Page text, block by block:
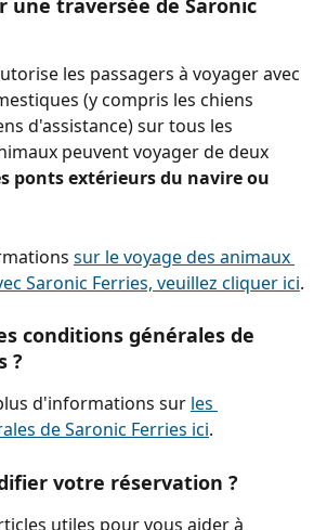
une traversée de Saronic
les passagers à voyager avec
(y compris les chiens
d'assistance) sur tous les
peuvent voyager de deux
ponts extérieurs du navire ou
sur le voyage des animaux
Saronic Ferries, veuillez cliquer ici.
conditions générales de
?
d'informations sur les
de Saronic Ferries ici.
votre réservation ?
utiles pour vous aider à